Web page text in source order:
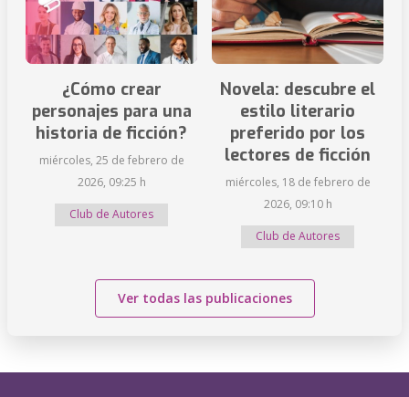
¿Cómo crear
personajes para una
historia de ficción?
miércoles, 25 de febrero de
2026, 09:25 h
Club de Autores
Novela: descubre el
estilo literario
preferido por los
lectores de ficción
miércoles, 18 de febrero de
2026, 09:10 h
Club de Autores
Ver todas las publicaciones